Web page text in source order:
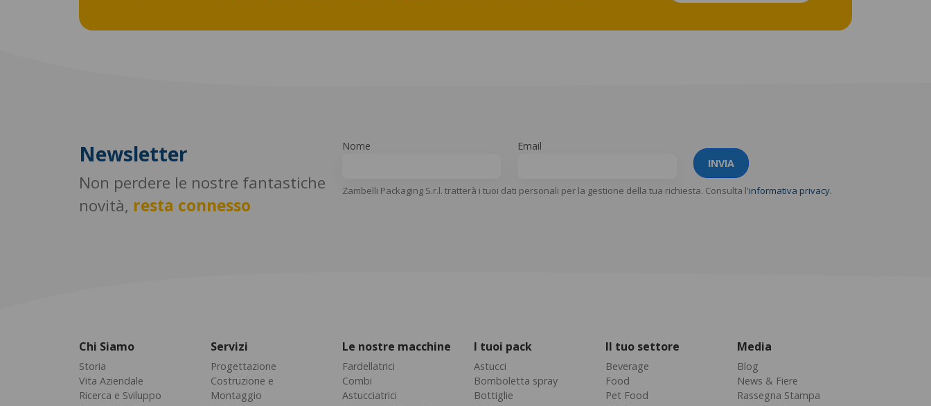
Newsletter
Non perdere le nostre fantastiche
novità, resta connesso
Nome
Email
INVIA
Zambelli Packaging S.r.l. tratterà i tuoi dati personali per la gestione della tua richiesta. Consulta l'informativa privacy.
Chi Siamo
Storia
Vita Aziendale
Ricerca e Sviluppo
Servizi
Progettazione
Costruzione e
Montaggio
Le nostre macchine
Fardellatrici
Combi
Astucciatrici
I tuoi pack
Astucci
Bomboletta spray
Bottiglie
Il tuo settore
Beverage
Food
Pet Food
Media
Blog
News & Fiere
Rassegna Stampa